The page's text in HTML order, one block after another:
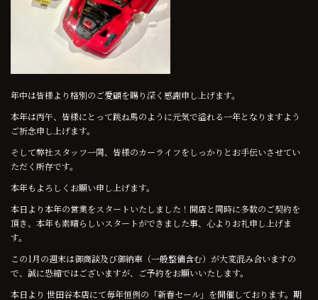
年中は皆様より格別のご愛顧を賜り深く感謝申し上げます。
本年は丙午、皆様にとって跳ね馬のように元気で溢れる一年となりますよう
ご祈念申し上げます。
そして弊社スタッフ一同、皆様のカーライフをしっかりとお手伝いさせてい
ただく所存です。
本年もよろしくお願い申し上げます。
本日より本年の営業をスタートいたしました！開店と同時に多数のご契約を
頂き、本年も素晴らしいスタートができました事、心よりお礼申し上げま
す。
この1月の週末は御商談及び御納車（一般整備含む）が大変混み合いますの
で、誠に恐縮ではございますが、ご予約をお願いいたします。
本日より 世田谷本店にて毎年恒例の「新春セール」を開催しております。期